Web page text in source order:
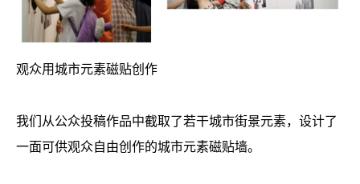
观众用城市元素磁贴创作
我们从公众投稿作品中截取了若干城市街景元素，设计了
一面可供观众自由创作的城市元素磁贴墙。